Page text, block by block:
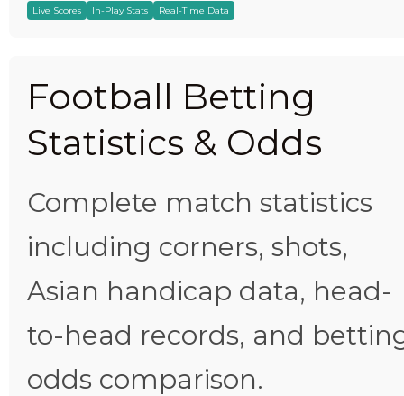
Live Scores In-Play Stats Real-Time Data
Football Betting
Statistics & Odds
Complete match statistics
including corners, shots,
Asian handicap data, head-
to-head records, and
odds comparison.